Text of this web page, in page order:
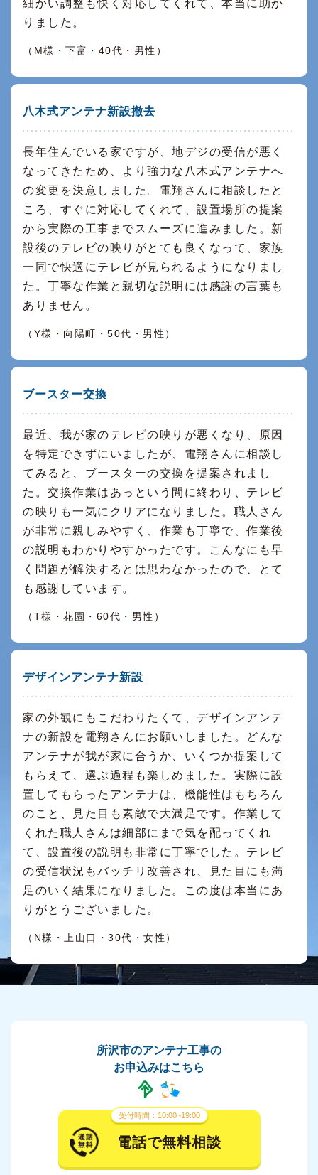
細かい調整も快く対応してくれて、本当に助か
りました。
（M様・下富・40代・男性）
八木式アンテナ新設撤去
長年住んでいる家ですが、地デジの受信が悪く
なってきたため、より強力な八木式アンテナへ
の変更を決意しました。電翔さんに相談したと
ころ、すぐに対応してくれて、設置場所の提案
から実際の工事までスムーズに進みました。新
設後のテレビの映りがとても良くなって、家族
一同で快適にテレビが見られるようになりまし
た。丁寧な作業と親切な説明には感謝の言葉も
ありません。
（Y様・向陽町・50代・男性）
ブースター交換
最近、我が家のテレビの映りが悪くなり、原因
を特定できずにいましたが、電翔さんに相談し
てみると、ブースターの交換を提案されまし
た。交換作業はあっという間に終わり、テレビ
の映りも一気にクリアになりました。職人さん
が非常に親しみやすく、作業も丁寧で、作業後
の説明もわかりやすかったです。こんなにも早
く問題が解決するとは思わなかったので、とて
も感謝しています。
（T様・花園・60代・男性）
デザインアンテナ新設
家の外観にもこだわりたくて、デザインアンテ
ナの新設を電翔さんにお願いしました。どんな
アンテナが我が家に合うか、いくつか提案して
もらえて、選ぶ過程も楽しめました。実際に設
置してもらったアンテナは、機能性はもちろん
のこと、見た目も素敵で大満足です。作業して
くれた職人さんは細部にまで気を配ってくれ
て、設置後の説明も非常に丁寧でした。テレビ
の受信状況もバッチリ改善され、見た目にも満
足のいく結果になりました。この度は本当にあ
りがとうございました。
（N様・上山口・30代・女性）
所沢市のアンテナ工事の
お申込みはこちら
受付時間：10:00~19:00
電話で無料相談